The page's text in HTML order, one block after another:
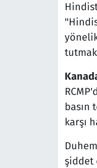
basın
karşı
şiddet